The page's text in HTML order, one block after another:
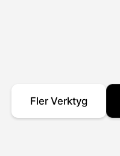
Fler Verktyg